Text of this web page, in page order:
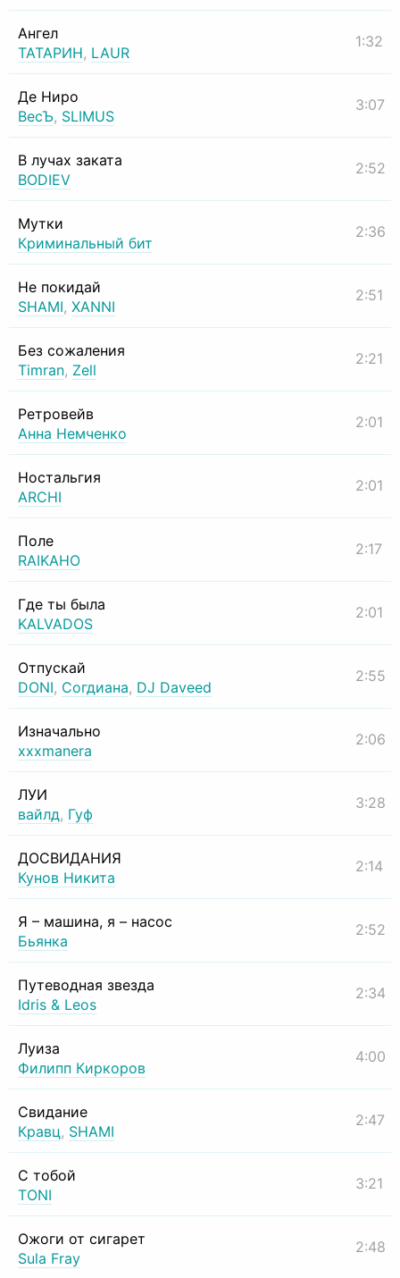
Ангел
ТАТАРИН, LAUR
1:32
Де Ниро
ВесЪ, SLIMUS
3:07
В лучах заката
BODIEV
2:52
Мутки
Криминальный бит
2:36
Не покидай
SHAMI, XANNI
2:51
Без сожаления
Timran, Zell
2:21
Ретровейв
Анна Немченко
2:01
Ностальгия
ARCHI
2:01
Поле
RAIKAHO
2:17
Где ты была
KALVADOS
2:01
Отпускай
DONI, Согдиана, DJ Daveed
2:55
Изначально
xxxmanera
2:06
ЛУИ
вайлд, Гуф
3:28
ДОСВИДАНИЯ
Кунов Никита
2:14
Я – машина, я – насос
Бьянка
2:52
Путеводная звезда
Idris & Leos
2:34
Луиза
Филипп Киркоров
4:00
Свидание
Кравц, SHAMI
2:47
С тобой
TONI
3:21
Ожоги от сигарет
Sula Fray
2:48